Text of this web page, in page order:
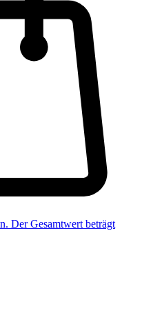
Der Gesamtwert beträgt